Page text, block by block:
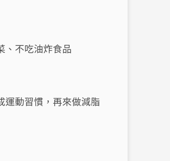
、不吃油炸食品
運動習慣，再來做減脂